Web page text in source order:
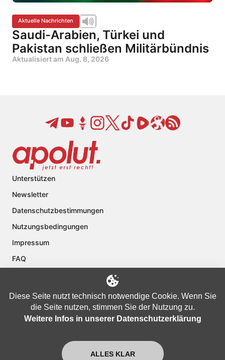
Aktuelle Nachrichten
Saudi-Arabien, Türkei und
Pakistan schließen Militärbündnis
Aktualisiert am Aug. 8, 2026
Unterstützen
Newsletter
Datenschutzbestimmungen
Nutzungsbedingungen
Impressum
FAQ
Diese Seite nutzt technisch notwendige Cookie. Wenn Sie
die Seite nutzen, stimmen Sie der Nutzung zu.
Weitere Infos in unserer Datenschutzerklärung
ALLES KLAR